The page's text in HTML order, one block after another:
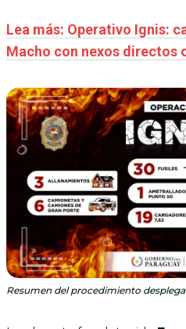
Lea más: Operativo Ignis:
Macho con nexos directos
Resumen del procedimiento